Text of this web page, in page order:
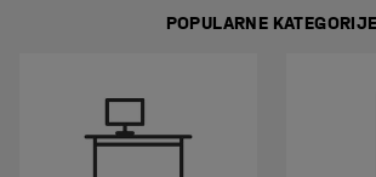
POPULARNE KATEGORIJE